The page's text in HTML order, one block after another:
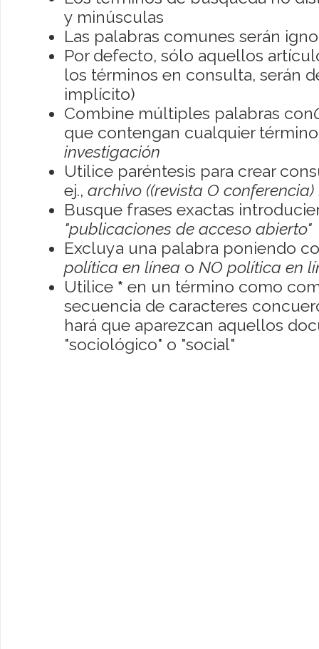
y minúsculas
Las palabras comunes serán
Por defecto, sólo aquellos
los términos en consulta, serán
implícito)
Combine múltiples palabras con
que contengan cualquier
investigación
Utilice paréntesis para crear
ej., archivo ((revista O conferencia)
Busque frases exactas
"publicaciones de acceso abierto"
Excluya una palabra poniendo
política en línea o NO política en
Utilice * en un término como
secuencia de caracteres
hará que aparezcan aquellos
"sociológico" o "social"